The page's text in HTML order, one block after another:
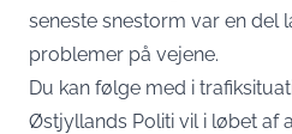
seneste snestorm var en del
problemer på vejene.
Du kan følge med i
Østjyllands Politi vil i løbet af